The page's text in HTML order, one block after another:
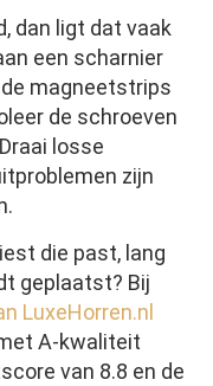
dan ligt dat vaak
een scharnier
magneetstrips
de schroeven
losse
zijn
die past, lang
geplaatst? Bij
LuxeHorren.nl
A-kwaliteit
van 8.8 en de